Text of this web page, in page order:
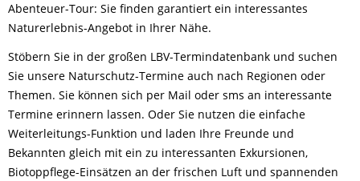
Abenteuer-Tour: Sie finden garantiert ein interessantes
Naturerlebnis-Angebot in Ihrer Nähe.
Stöbern Sie in der großen LBV-Termindatenbank und suchen
Sie unsere Naturschutz-Termine auch nach Regionen oder
Themen. Sie können sich per Mail oder sms an interessante
Termine erinnern lassen. Oder Sie nutzen die einfache
Weiterleitungs-Funktion und laden Ihre Freunde und
Bekannten gleich mit ein zu interessanten Exkursionen,
Biotoppflege-Einsätzen an der frischen Luft und spannenden